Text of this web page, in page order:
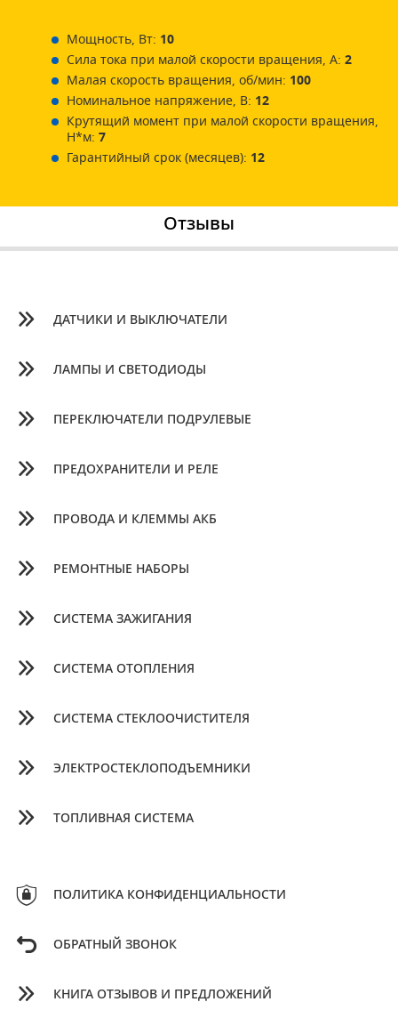
Мощность, Вт: 10
Сила тока при малой скорости вращения, А: 2
Малая скорость вращения, об/мин: 100
Номинальное напряжение, В: 12
Крутящий момент при малой скорости вращения,
Н*м: 7
Гарантийный срок (месяцев): 12
Отзывы
ДАТЧИКИ И ВЫКЛЮЧАТЕЛИ
ЛАМПЫ И СВЕТОДИОДЫ
ПЕРЕКЛЮЧАТЕЛИ ПОДРУЛЕВЫЕ
ПРЕДОХРАНИТЕЛИ И РЕЛЕ
ПРОВОДА И КЛЕММЫ АКБ
РЕМОНТНЫЕ НАБОРЫ
СИСТЕМА ЗАЖИГАНИЯ
СИСТЕМА ОТОПЛЕНИЯ
СИСТЕМА СТЕКЛООЧИСТИТЕЛЯ
ЭЛЕКТРОСТЕКЛОПОДЪЕМНИКИ
ТОПЛИВНАЯ СИСТЕМА
ПОЛИТИКА КОНФИДЕНЦИАЛЬНОСТИ
ОБРАТНЫЙ ЗВОНОК
КНИГА ОТЗЫВОВ И ПРЕДЛОЖЕНИЙ